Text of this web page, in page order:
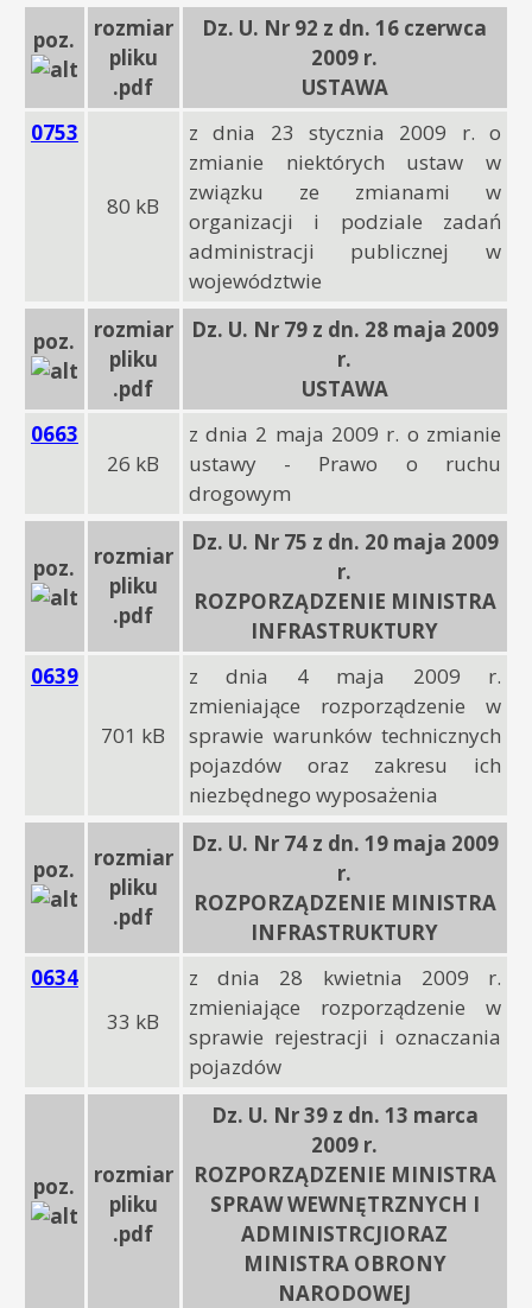
poz.
rozmiar
pliku
.pdf
Dz. U. Nr 92 z dn. 16 czerwca
2009 r.
USTAWA
0753
80 kB
z dnia 23 stycznia 2009 r. o
zmianie niektórych ustaw w
związku ze zmianami w
organizacji i podziale zadań
administracji publicznej w
województwie
poz.
rozmiar
pliku
.pdf
Dz. U. Nr 79 z dn. 28 maja 2009
r.
USTAWA
0663
26 kB
z dnia 2 maja 2009 r. o zmianie
ustawy - Prawo o ruchu
drogowym
poz.
rozmiar
pliku
.pdf
Dz. U. Nr 75 z dn. 20 maja 2009
r.
ROZPORZĄDZENIE MINISTRA
INFRASTRUKTURY
0639
701 kB
z dnia 4 maja 2009 r.
zmieniające rozporządzenie w
sprawie warunków technicznych
pojazdów oraz zakresu ich
niezbędnego wyposażenia
poz.
rozmiar
pliku
.pdf
Dz. U. Nr 74 z dn. 19 maja 2009
r.
ROZPORZĄDZENIE MINISTRA
INFRASTRUKTURY
0634
33 kB
z dnia 28 kwietnia 2009 r.
zmieniające rozporządzenie w
sprawie rejestracji i oznaczania
pojazdów
poz.
rozmiar
pliku
.pdf
Dz. U. Nr 39 z dn. 13 marca
2009 r.
ROZPORZĄDZENIE MINISTRA
SPRAW WEWNĘTRZNYCH I
ADMINISTRCJIORAZ
MINISTRA OBRONY
NARODOWEJ